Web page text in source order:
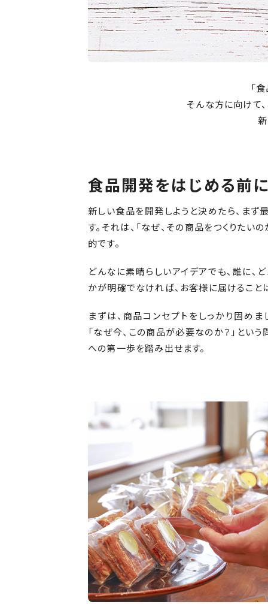
「
そんな方に向けて
食品開発をはじめる前
新しい食品を開発しようと決めたら、まず
す。それは、「なぜ、その商品をつくりたい
的です。
どんなに素晴らしいアイデアでも、誰に、
かが明確でなければ、お客様に届けること
まずは、商品コンセプトをしっかり固めま
「なぜ今、この商品が必要なのか？」とい
への第一歩を踏み出せます。